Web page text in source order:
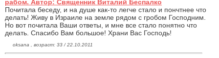
рабом. Автор: Священник Виталий Беспалко
Почитала беседу, и на душе как-то легче стало и пончтнее что
делать! Живу в Израиле на земле рядом с гробом Господним.
Но вот почитала Ваши ответы, и мне все стало понятно что
делать. Спасибо Вам большое! Храни Вас Господь!
oksana , возраст: 33 / 22.10.2011